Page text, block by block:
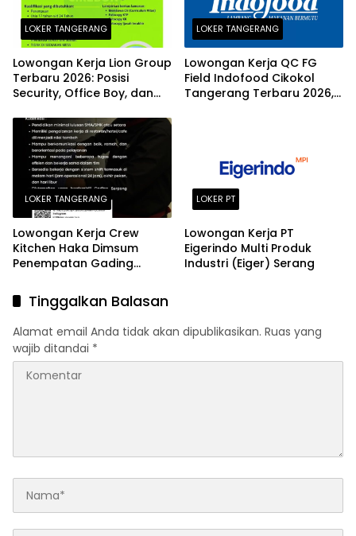
LOKER TANGERANG
Lowongan Kerja Lion Group
Terbaru 2026: Posisi
Security, Office Boy, dan
LOKER TANGERANG
Lowongan Kerja QC FG
Field Indofood Cikokol
Tangerang Terbaru 2026,
LOKER TANGERANG
Lowongan Kerja Crew
Kitchen Haka Dimsum
Penempatan Gading
Terbaru Agustus 2026
LOKER PT
Lowongan Kerja PT
Eigerindo Multi Produk
Industri (Eiger) Serang
Tinggalkan Balasan
Alamat email Anda tidak akan dipublikasikan. Ruas yang
wajib ditandai *